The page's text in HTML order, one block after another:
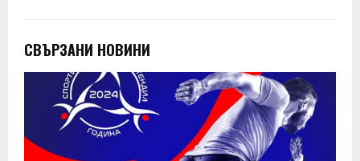
СВЪРЗАНИ НОВИНИ